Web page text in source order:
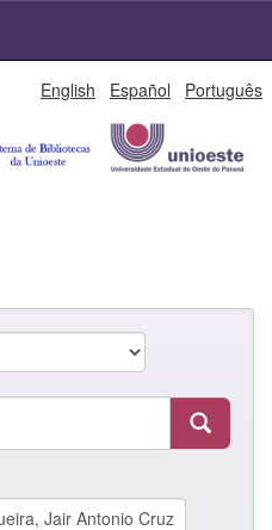
English Español Português